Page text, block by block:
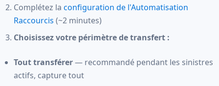
Complétez la configuration de l'Automatisation
Raccourcis (~2 minutes)
Choisissez votre périmètre de transfert :
Tout transférer— recommandé pendant les sinistres
actifs, capture tout